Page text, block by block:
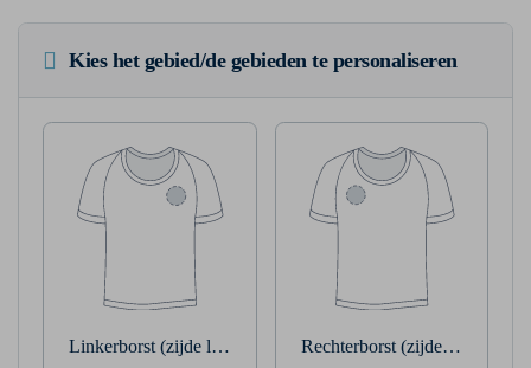
Kies het gebied/de gebieden te personaliseren
Linkerborst (zijde linkerarm) Rechterborst (zijde